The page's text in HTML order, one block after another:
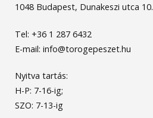
1048 Budapest, Dunakeszi utca 10.
Tel: +36 1 287 6432
E-mail: info@torogepeszet.hu
Nyitva tartás:
H-P: 7-16-ig;
SZO: 7-13-ig